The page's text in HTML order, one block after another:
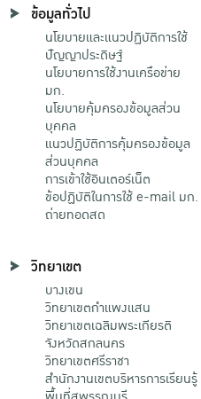
ข้อมูลทั่วไป
นโยบายและแนวปฏิบัติการใช้
ปัญญาประดิษฐ์
นโยบายการใช้งานเครือข่าย
มก.
นโยบายคุ้มครองข้อมูลส่วน
บุคคล
แนวปฏิบัติการคุ้มครองข้อมูล
ส่วนบุคคล
การเข้าใช้อินเตอร์เน็ต
ข้อปฏิบัติในการใช้ e-mail มก.
ถ่ายทอดสด
วิทยาเขต
บางเขน
วิทยาเขตกําแพงแสน
วิทยาเขตเฉลิมพระเกียรติ
จังหวัดสกลนคร
วิทยาเขตศรีราชา
สำนักงานเขตบริหารการเรียนรู้